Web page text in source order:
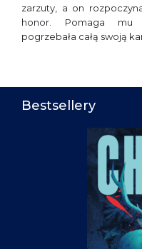
zarzuty, a on
honor. Pomaga mu
pogrzebała całą swoją
Bestsellery